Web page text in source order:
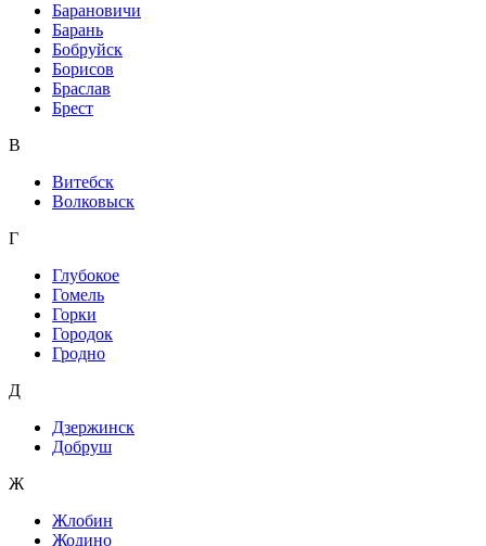
Барановичи
Барань
Бобруйск
Борисов
Браслав
Брест
В
Витебск
Волковыск
Г
Глубокое
Гомель
Горки
Городок
Гродно
Д
Дзержинск
Добруш
Ж
Жлобин
Жодино